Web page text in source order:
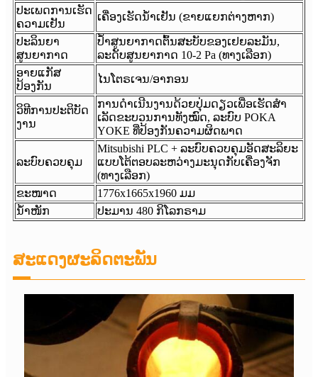
ປະເພດການເຮັດ
ຄວາມເຢັນ
ເຄື່ອງເຮັດນ້ຳເຢັນ (ຂາຍແຍກຕ່າງຫາກ)
ປະລິນຍາ
ສູນຍາກາດ
ປ້ຳສູນຍາກາດຕົ້ນສະບັບຂອງເຢຍລະມັນ,
ລະດັບສູນຍາກາດ 10-2 Pa (ທາງເລືອກ)
ອາຍແກັສ
ປ້ອງກັນ
ໄນໂຕຣເຈນ/ອາກອນ
ວິທີການປະຕິບັດ
ງານ
ການດໍາເນີນງານດ້ວຍປຸ່ມດຽວເພື່ອເຮັດສໍາ
ເລັດຂະບວນການທັງໝົດ, ລະບົບ POKA
YOKE ທີ່ປ້ອງກັນຄວາມຜິດພາດ
ລະບົບຄວບຄຸມ
Mitsubishi PLC + ລະບົບຄວບຄຸມອັດສະລິຍະ
ແບບໂຕ້ຕອບລະຫວ່າງມະນຸດກັບເຄື່ອງຈັກ
(ທາງເລືອກ)
ຂະໜາດ
1776x1665x1960 ມມ
ນ້ຳໜັກ
ປະມານ 480 ກິໂລກຣາມ
ສະແດງຜະລິດຕະພັນ